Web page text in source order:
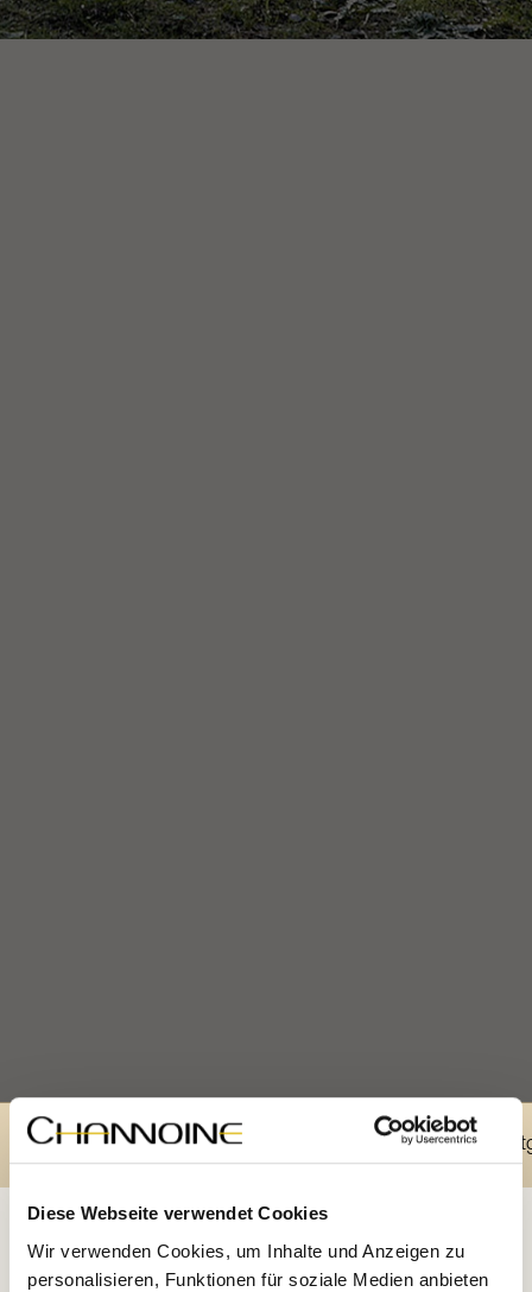
Diese Webseite verwendet Cookies
Wir verwenden Cookies, um Inhalte und Anzeigen zu
personalisieren, Funktionen für soziale Medien anbieten
Betreuungspersonal: ca. 380 m²